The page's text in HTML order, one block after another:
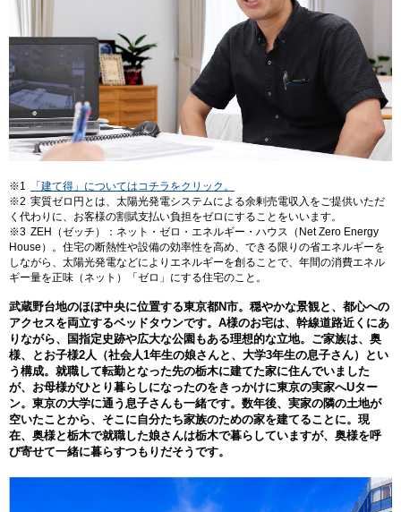
※1
「建て得」についてはコチラをクリック。
※2 実質ゼロ円とは、太陽光発電システムによる余剰売電収入をご提供いただ
く代わりに、お客様の割賦支払い負担をゼロにすることをいいます。
※3 ZEH（ゼッチ）：ネット・ゼロ・エネルギー・ハウス（Net Zero Energy
House）。住宅の断熱性や設備の効率性を高め、できる限りの省エネルギーを
しながら、太陽光発電などによりエネルギーを創ることで、年間の消費エネル
ギー量を正味（ネット）「ゼロ」にする住宅のこと。
武蔵野台地のほぼ中央に位置する東京都N市。穏やかな景観と、都心への
アクセスを両立するベッドタウンです。A様のお宅は、幹線道路近くにあ
りながら、国指定史跡や広大な公園もある理想的な立地。ご家族は、奥
様、とお子様2人（社会人1年生の娘さんと、大学3年生の息子さん）とい
う構成。就職して転勤となった先の栃木に建てた家に住んでいました
が、お母様がひとり暮らしになったのをきっかけに東京の実家へUター
ン。東京の大学に通う息子さんも一緒です。数年後、実家の隣の土地が
空いたことから、そこに自分たち家族のための家を建てることに。現
在、奥様と栃木で就職した娘さんは栃木で暮らしていますが、奥様を呼
び寄せて一緒に暮らすつもりだそうです。